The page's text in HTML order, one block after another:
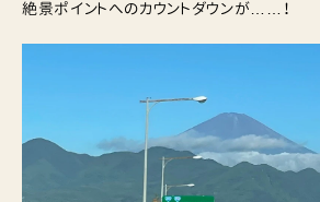
絶景ポイントへのカウントダウンが……！